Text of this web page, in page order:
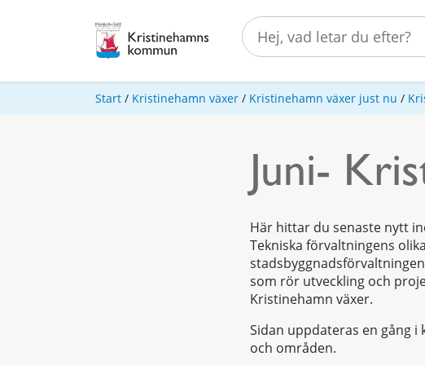
Start / Kristinehamn växer / Kristinehamn växer just nu /
Juni-
Här hittar du senaste nytt
Tekniska förvaltningens
som rör utveckling och
Kristinehamn växer.
Sidan uppdateras en gång
och områden.